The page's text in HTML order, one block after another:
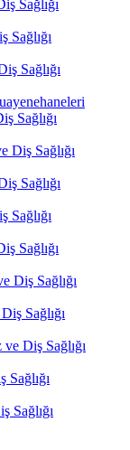
Sağlığı
Sağlığı
Sağlığı
Sağlığı
Diş Sağlığı
Sağlığı
Sağlığı
Sağlığı
Diş Sağlığı
Sağlığı
Diş Sağlığı
Sağlığı
Sağlığı